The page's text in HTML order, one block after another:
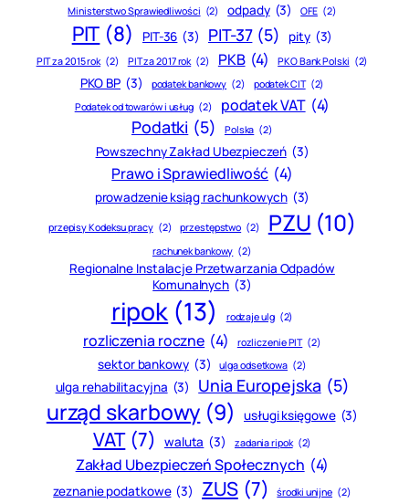
Ministerstwo Sprawiedliwości (2) odpady (3) OFE (2)
PIT (8) PIT-36 (3) PIT-37 (5) pity (3)
PIT za 2015 rok (2) PIT za 2017 rok (2) PKB (4) PKO Bank Polski (2)
PKO BP (3) podatek bankowy (2) podatek CIT (2)
Podatek od towarów i usług (2) podatek VAT (4)
Podatki (5) Polska (2)
Powszechny Zakład Ubezpieczeń (3)
Prawo i Sprawiedliwość (4)
prowadzenie ksiąg rachunkowych (3)
przepisy Kodeksu pracy (2) przestępstwo (2) PZU (10)
rachunek bankowy (2)
Regionalne Instalacje Przetwarzania Odpadów
Komunalnych (3)
ripok (13) rodzaje ulg (2)
rozliczenia roczne (4) rozliczenie PIT (2)
sektor bankowy (3) ulga odsetkowa (2)
ulga rehabilitacyjna (3) Unia Europejska (5)
urząd skarbowy (9) usługi księgowe (3)
VAT (7) waluta (3) zadania ripok (2)
Zakład Ubezpieczeń Społecznych (4)
zeznanie podatkowe (3) ZUS (7) środki unijne (2)